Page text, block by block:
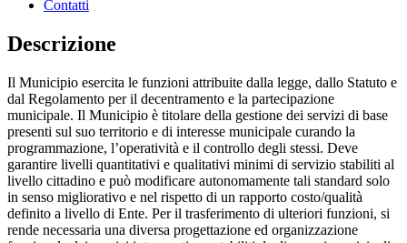
Contatti
Descrizione
Il Municipio esercita le funzioni attribuite dalla legge, dallo Statuto e
dal Regolamento per il decentramento e la partecipazione
municipale. Il Municipio è titolare della gestione dei servizi di base
presenti sul suo territorio e di interesse municipale curando la
programmazione, l’operatività e il controllo degli stessi. Deve
garantire livelli quantitativi e qualitativi minimi di servizio stabiliti al
livello cittadino e può modificare autonomamente tali standard solo
in senso migliorativo e nel rispetto di un rapporto costo/qualità
definito a livello di Ente. Per il trasferimento di ulteriori funzioni, si
rende necessaria una diversa progettazione ed organizzazione